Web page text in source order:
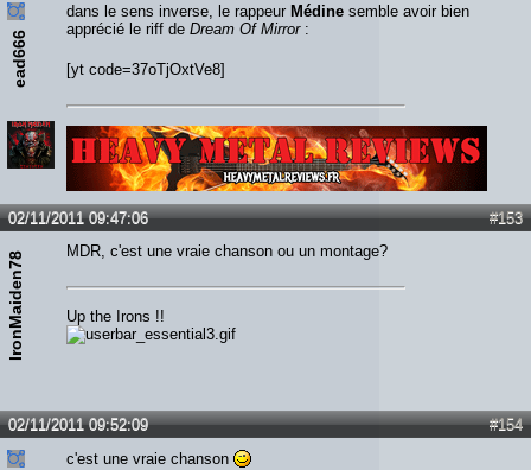
ead666
dans le sens inverse, le rappeur Médine semble avoir bien
apprécié le riff de Dream Of Mirror:
[yt code=37oTjOxtVe8]
Lien :http://heavymetalreviews.fr/
#153
02/11/2011 09:47:06
IronMaiden78 MDR, c'est une vraie chanson ou un montage?
Up the Irons !!
#154
02/11/2011 09:52:09
c'est une vraie chanson